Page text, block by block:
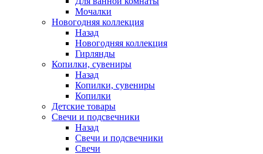
Мочалки
Новогодняя коллекция
Назад
Новогодняя коллекция
Гирлянды
Копилки, сувениры
Назад
Копилки, сувениры
Копилки
Детские товары
Свечи и подсвечники
Назад
Свечи и подсвечники
Свечи